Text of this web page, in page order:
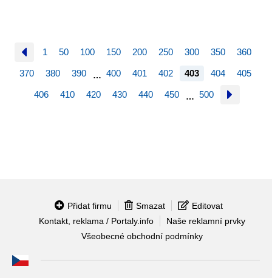
1 50 100 150 200 250 300 350 360
370 380 390 … 400 401 402 403 404 405
406 410 420 430 440 450 … 500
Přidat firmu Smazat
Editovat
Kontakt, reklama / Portaly.info
Naše reklamní prvky
Všeobecné obchodní podmínky